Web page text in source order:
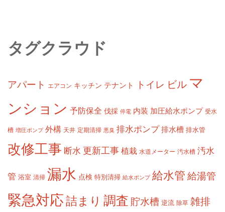
タグクラウド
アパート エアコン キッチン テナント トイレ ビル マ
ンション 予防保全 伐採 停電 内装 加圧給水ポンプ 受水
槽 増圧ポンプ 外構 天井 定期清掃 悪臭 排水ポンプ 排水槽 排水管
改修工事 断水 更新工事 植栽 水道メーター 汚水槽 汚水
管 浴室 清掃 漏水 点検 特別清掃 給水ポンプ 給水管 給湯管
緊急対応詰まり 調査 貯水槽 逆流 除草 雑排